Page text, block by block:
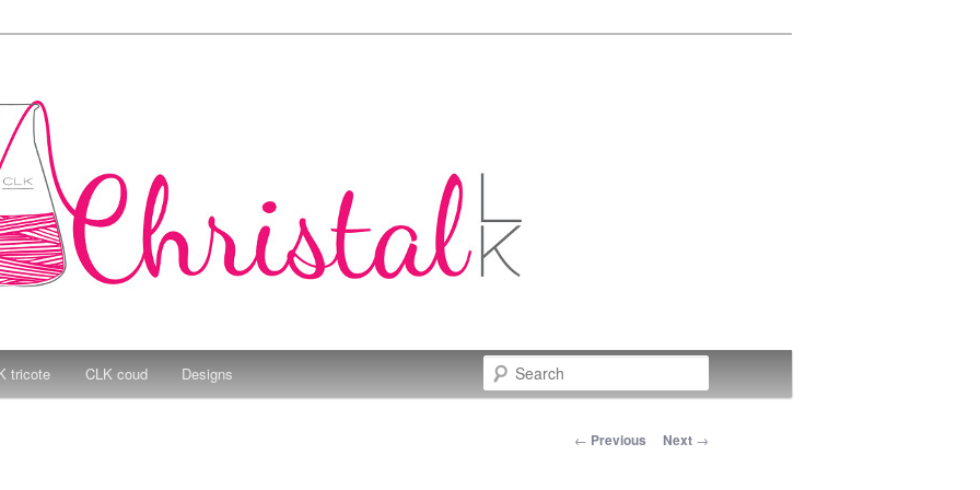
tricote CLK coud Designs
Post navigation
← Previous Next →